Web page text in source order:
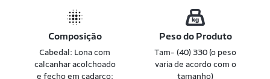
Composição
Cabedal: Lona com
calcanhar acolchoado
e fecho em cadarço;
Peso do Produto
Tam- (40) 330 (o peso
varia de acordo com o
tamanho)